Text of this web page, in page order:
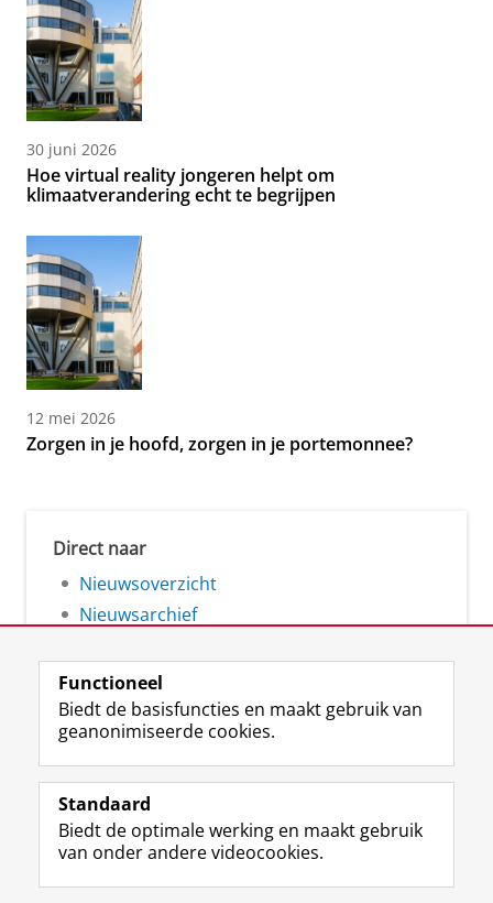
30 juni 2026
Hoe virtual reality jongeren helpt om
klimaatverandering echt te begrijpen
12 mei 2026
Zorgen in je hoofd, zorgen in je portemonnee?
Direct naar
Nieuwsoverzicht
Nieuwsarchief
Volg de RUG
F
a
e
b
L
i
k
e
R
S
-
f
I
n
t
Y
o
T
Studiekiezers
Functioneel
Biedt de basisfuncties en maakt gebruik van
geanonimiseerde cookies.
Standaard
Biedt de optimale werking en maakt gebruik
van onder andere videocookies.